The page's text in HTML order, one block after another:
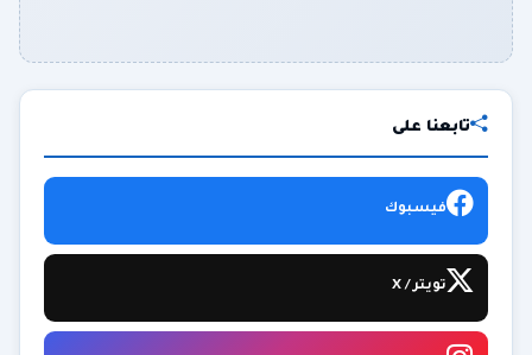
تابعنا على
فيسبوك
تويتر / X